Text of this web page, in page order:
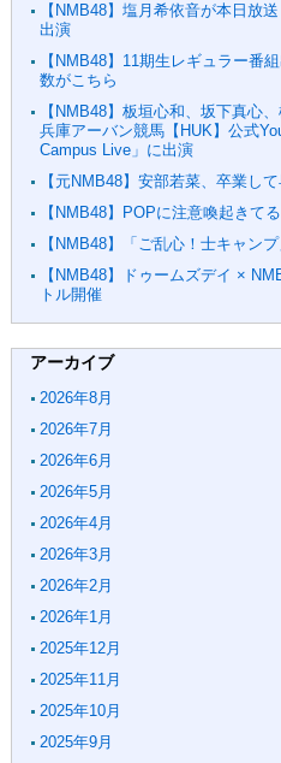
【NMB48】塩月希依音が本日放
出演
【NMB48】11期生レギュラー番
数がこちら
【NMB48】板垣心和、坂下真心
兵庫アーバン競馬【HUK】公式
Campus Live」に出演
【元NMB48】安部若菜、卒業し
【NMB48】POPに注意喚起きてる
【NMB48】「ご乱心！士キャン
【NMB48】ドゥームズデイ ×
トル開催
アーカイブ
2026年8月
2026年7月
2026年6月
2026年5月
2026年4月
2026年3月
2026年2月
2026年1月
2025年12月
2025年11月
2025年10月
2025年9月